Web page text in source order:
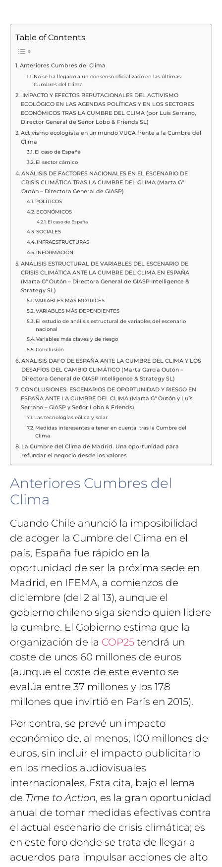
Table of Contents
Anteriores Cumbres del Clima
No se ha llegado a un consenso oficializado en las últimas
Cumbres del Clima
IMPACTO Y EFECTOS REPUTACIONALES DEL ACTIVISMO
ECOLÓGICO EN LAS AGENDAS POLÍTICAS Y EN LOS SECTORES
ECONÓMICOS TRAS LA CUMBRE DEL CLIMA (por Luis Serrano,
Director General de Señor Lobo & Friends SL)
Activismo ecologista en un mundo VUCA frente a la Cumbre del
Clima
El caso de España
El sector cárnico
ANÁLISIS DE FACTORES NACIONALES EN EL ESCENARIO DE
CRISIS CLIMÁTICA TRAS LA CUMBRE DEL CLIMA (Marta Gª
Outón – Directora General de GIASP)
POLÍTICOS
ECONÓMICOS
El caso de España
SOCIALES
INFRAESTRUCTURAS
INFORMACIÓN
ANÁLISIS ESTRUCTURAL DE VARIABLES DEL ESCENARIO DE
CRISIS CLIMÁTICA ANTE LA CUMBRE DEL CLIMA EN ESPAÑA
(Marta Gª Outón – Directora General de GIASP Intelligence &
Strategy SL)
VARIABLES MÁS MOTRICES
VARIABLES MÁS DEPENDIENTES
El estudio de análisis estructural de variables del escenario
nacional
Variables más claves y de riesgo
Conclusión
ANÁLISIS DAFO DE ESPAÑA ANTE LA CUMBRE DEL CLIMA Y LOS
DESAFÍOS DEL CAMBIO CLIMÁTICO (Marta García Outón –
Directora General de GIASP Intelligence & Strategy SL)
CONCLUSIONES: ESCENARIOS DE OPORTUNIDAD Y RIESGO EN
ESPAÑA ANTE LA CUMBRE DEL CLIMA (Marta Gª Outón y Luís
Serrano – GIASP y Señor Lobo & Friends)
Las tecnologías eólica y solar
Medidas interesantes a tener en cuenta tras la Cumbre del
Clima
La Cumbre del Clima de Madrid. Una oportunidad para
refundar el negocio desde los valores
Anteriores Cumbres del
Clima
Cuando Chile anunció la imposibilidad
de acoger la Cumbre del Clima en el
país, España fue rápido en la
oportunidad de ser la próxima sede en
Madrid, en IFEMA, a comienzos de
diciembre (del 2 al 13), aunque el
gobierno chileno siga siendo quien lidere
la cumbre. El Gobierno estima que la
organización de la COP25 tendrá un
coste de unos 60 millones de euros
(aunque el coste de este evento se
evalúa entre 37 millones y los 178
millones que invirtió en París en 2015).
Por contra, se prevé un impacto
económico de, al menos, 100 millones de
euros, sin incluir el impacto publicitario
en los medios audiovisuales
internacionales. Esta cita, bajo el lema
de Time to Action, es la gran oportunidad
anual de tomar medidas efectivas contra
el actual escenario de crisis climática; es
en este foro donde se trata de llegar a
acuerdos para impulsar acciones de alto